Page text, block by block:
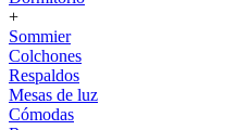
+
Sommier
Colchones
Respaldos
Mesas de luz
Cómodas